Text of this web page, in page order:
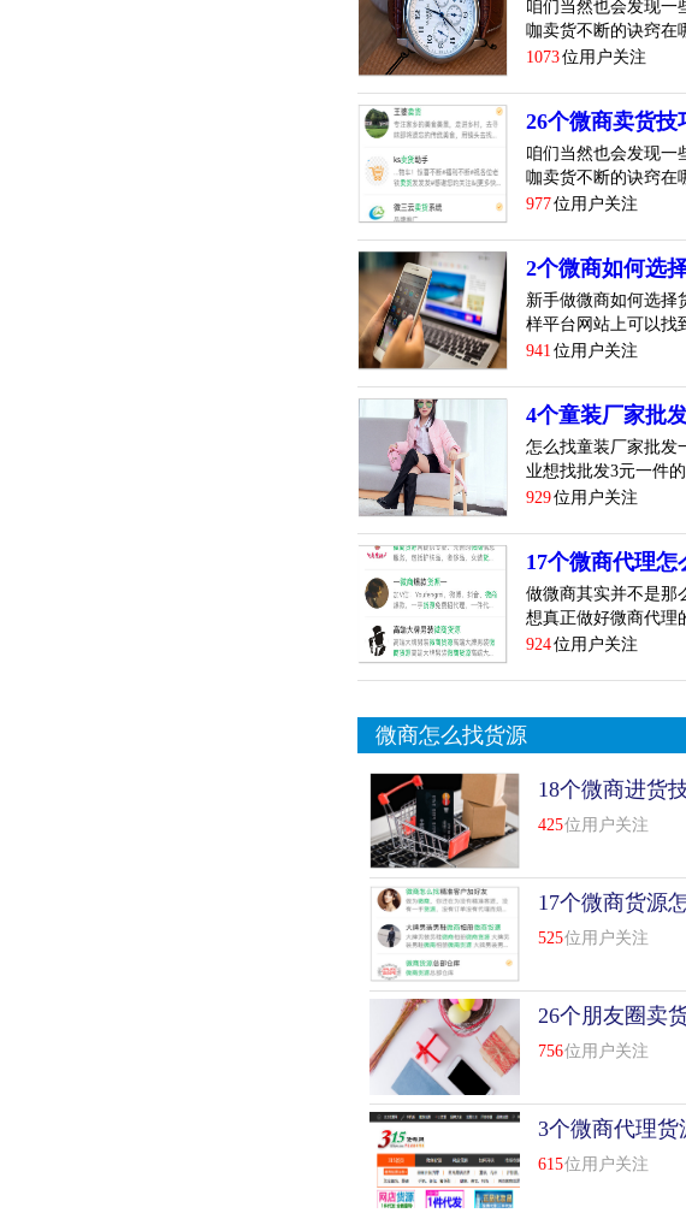
咱们当然也会发现一
咖卖货不断的诀窍在
1073位用户关注
26个微商卖货技
咱们当然也会发现一
咖卖货不断的诀窍在
977位用户关注
2个微商如何选
新手做微商如何选择
样平台网站上可以找
941 位用户关注
4个童装厂家批
怎么找童装厂家批发
业想找批发3元一件
929位用户关注
17个微商代理
做微商其实并不是那
想真正做好微商代理
924位用户关注
微商怎么找货源
18个微商进货
425位用户关注
17个微商货源
525位用户关注
26个朋友圈卖
756位用户关注
3个微商代理货
615位用户关注